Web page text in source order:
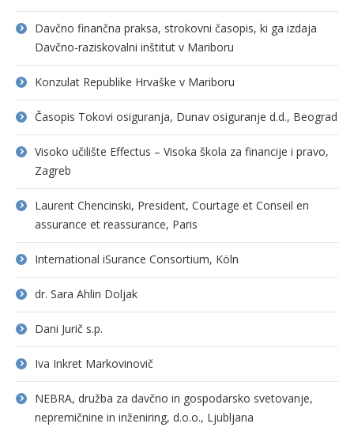
Davčno finančna praksa, strokovni časopis, ki ga izdaja
Davčno-raziskovalni inštitut v Mariboru
Konzulat Republike Hrvaške v Mariboru
Časopis Tokovi osiguranja, Dunav osiguranje d.d., Beograd
Visoko učilište Effectus – Visoka škola za financije i pravo,
Zagreb
Laurent Chencinski, President, Courtage et Conseil en
assurance et reassurance, Paris
International iSurance Consortium, Köln
dr. Sara Ahlin Doljak
Dani Jurič s.p.
Iva Inkret Markovinovič
NEBRA, družba za davčno in gospodarsko svetovanje,
nepremičnine in inženiring, d.o.o., Ljubljana